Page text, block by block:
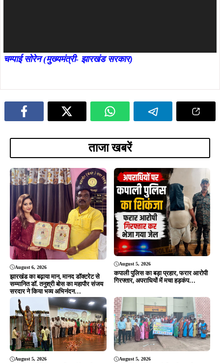
चम्पाई सोरेन (मुख्यमंत्री- झारखंड सरकार)
ताजा खबरें
August 6, 2026
झारखंड का बढ़ाया मान, मानद डॉक्टरेट से
सम्मानित डॉ. तनुश्री बोस का महापौर संजय
सरदार ने किया भव्य अभिनंदन…
August 5, 2026
कपाली पुलिस का बड़ा प्रहार, फरार आरोपी
गिरफ्तार, अपराधियों में मचा हड़कंप…
August 5, 2026 August 5, 2026